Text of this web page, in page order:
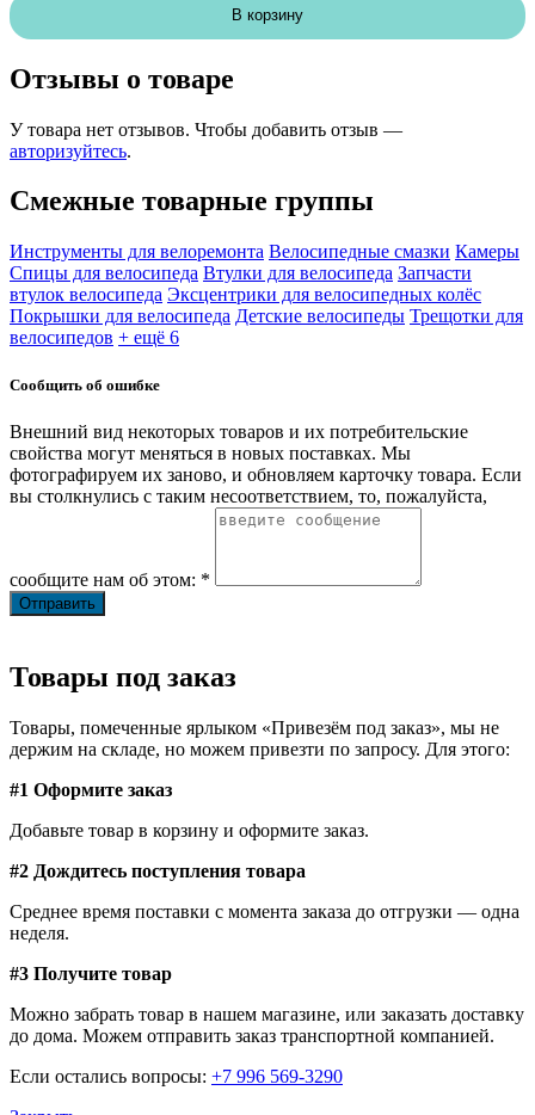
В корзину
Отзывы о товаре
У товара нет отзывов. Чтобы добавить отзыв —
авторизуйтесь.
Смежные товарные группы
Инструменты для велоремонта Велосипедные смазки Камеры
Спицы для велосипеда Втулки для велосипеда Запчасти
втулок велосипеда Эксцентрики для велосипедных колёс
Покрышки для велосипеда Детские велосипеды Трещотки для
велосипедов + ещё 6
Сообщить об ошибке
Внешний вид некоторых товаров и их потребительские
свойства могут меняться в новых поставках. Мы
фотографируем их заново, и обновляем карточку товара. Если
вы столкнулись с таким несоответствием, то, пожалуйста,
сообщите нам об этом: *
Товары под заказ
Товары, помеченные ярлыком «Привезём под заказ», мы не
держим на складе, но можем привезти по запросу. Для этого:
#1 Оформите заказ
Добавьте товар в корзину и оформите заказ.
#2 Дождитесь поступления товара
Среднее время поставки с момента заказа до отгрузки — одна
неделя.
#3 Получите товар
Можно забрать товар в нашем магазине, или заказать доставку
до дома. Можем отправить заказ транспортной компанией.
Если остались вопросы: +7 996 569-3290